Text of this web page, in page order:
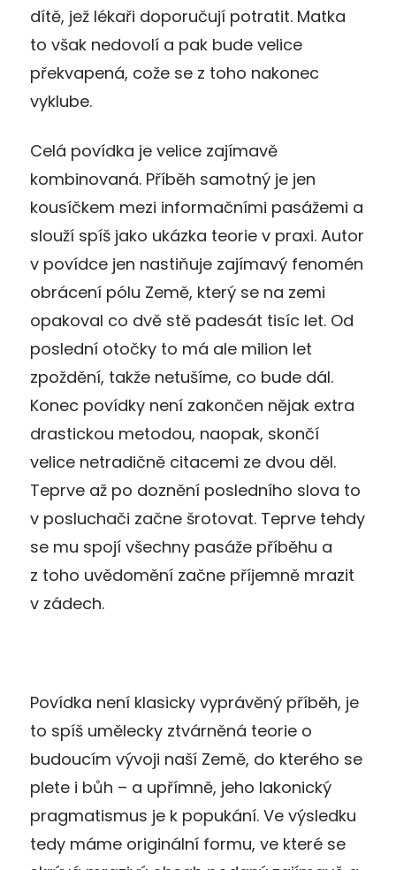
dítě, jež lékaři doporučují potratit. Matka
to však nedovolí a pak bude velice
překvapená, cože se z toho nakonec
vyklube.
Celá povídka je velice zajímavě
kombinovaná. Příběh samotný je jen
kousíčkem mezi informačními pasážemi a
slouží spíš jako ukázka teorie v praxi. Autor
v povídce jen nastiňuje zajímavý fenomén
obrácení pólu Země, který se na zemi
opakoval co dvě stě padesát tisíc let. Od
poslední otočky to má ale milion let
zpoždění, takže netušíme, co bude dál.
Konec povídky není zakončen nějak extra
drastickou metodou, naopak, skončí
velice netradičně citacemi ze dvou děl.
Teprve až po doznění posledního slova to
v posluchači začne šrotovat. Teprve tehdy
se mu spojí všechny pasáže příběhu a
z toho uvědomění začne příjemně mrazit
v zádech.
Povídka není klasicky vyprávěný příběh, je
to spíš umělecky ztvárněná teorie o
budoucím vývoji naší Země, do kterého se
plete i bůh – a upřímně, jeho lakonický
pragmatismus je k popukání. Ve výsledku
tedy máme originální formu, ve které se